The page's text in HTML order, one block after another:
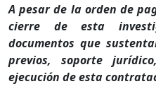
A pesar de la orden de
cierre de esta
documentos que
previos, soporte
ejecución de esta